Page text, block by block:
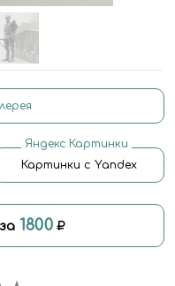
Яндекс.Картинки
Картинки с Yandex
1800